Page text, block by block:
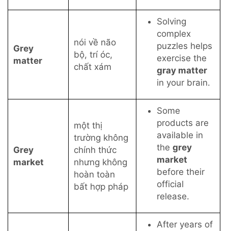
Grey
matter
nói về não
bộ, trí óc,
chất xám
Solving
complex
puzzles helps
exercise the
gray matter
in your brain.
Grey
market
một thị
trường không
chính thức
nhưng không
hoàn toàn
bất hợp pháp
Some
products are
available in
the grey
market
before their
official
release.
After years of